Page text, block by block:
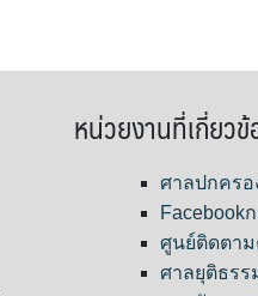
หน่วยงานที่เกี่ยว
ศาลปกครอ
Facebook
ศูนย์ติดตาม
ศาลยุติธรร